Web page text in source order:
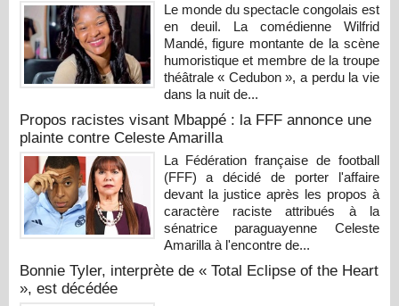
Le monde du spectacle congolais est
en deuil. La comédienne Wilfrid
Mandé, figure montante de la scène
humoristique et membre de la troupe
théâtrale « Cedubon », a perdu la vie
dans la nuit de...
Propos racistes visant Mbappé : la FFF annonce une
plainte contre Celeste Amarilla
La Fédération française de football
(FFF) a décidé de porter l'affaire
devant la justice après les propos à
caractère raciste attribués à la
sénatrice paraguayenne Celeste
Amarilla à l'encontre de...
Bonnie Tyler, interprète de « Total Eclipse of the Heart
», est décédée